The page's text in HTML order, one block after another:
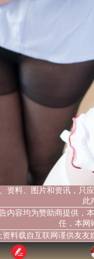
资料、图片和资讯，只
此
内容均为赞助商提供，
任，本网
资料载自互联网谨供友友